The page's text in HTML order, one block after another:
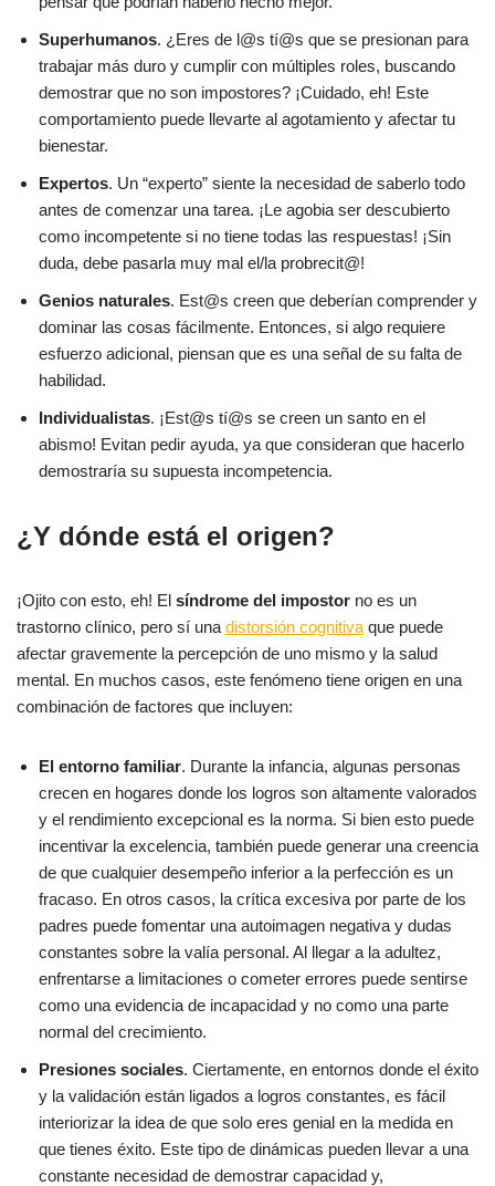
Superhumanos. ¿Eres de l@s tí@s que se presionan para
trabajar más duro y cumplir con múltiples roles, buscando
demostrar que no son impostores? ¡Cuidado, eh! Este
comportamiento puede llevarte al agotamiento y afectar tu
bienestar.
Expertos. Un “experto” siente la necesidad de saberlo todo
antes de comenzar una tarea. ¡Le agobia ser descubierto
como incompetente si no tiene todas las respuestas! ¡Sin
duda, debe pasarla muy mal el/la probrecit@!
Genios naturales. Est@s creen que deberían comprender y
dominar las cosas fácilmente. Entonces, si algo requiere
esfuerzo adicional, piensan que es una señal de su falta de
habilidad.
Individualistas. ¡Est@s tí@s se creen un santo en el
abismo! Evitan pedir ayuda, ya que consideran que hacerlo
demostraría su supuesta incompetencia.
¿Y dónde está el origen?
¡Ojito con esto, eh! El síndrome del impostor no es un
trastorno clínico, pero sí una distorsión cognitiva que puede
afectar gravemente la percepción de uno mismo y la salud
mental. En muchos casos, este fenómeno tiene origen en una
combinación de factores que incluyen:
El entorno familiar. Durante la infancia, algunas personas
crecen en hogares donde los logros son altamente valorados
y el rendimiento excepcional es la norma. Si bien esto puede
incentivar la excelencia, también puede generar una creencia
de que cualquier desempeño inferior a la perfección es un
fracaso. En otros casos, la crítica excesiva por parte de los
padres puede fomentar una autoimagen negativa y dudas
constantes sobre la valía personal. Al llegar a la adultez,
enfrentarse a limitaciones o cometer errores puede sentirse
como una evidencia de incapacidad y no como una parte
normal del crecimiento.
Presiones sociales. Ciertamente, en entornos donde el éxito
y la validación están ligados a logros constantes, es fácil
interiorizar la idea de que solo eres genial en la medida en
que tienes éxito. Este tipo de dinámicas pueden llevar a una
constante necesidad de demostrar capacidad y,